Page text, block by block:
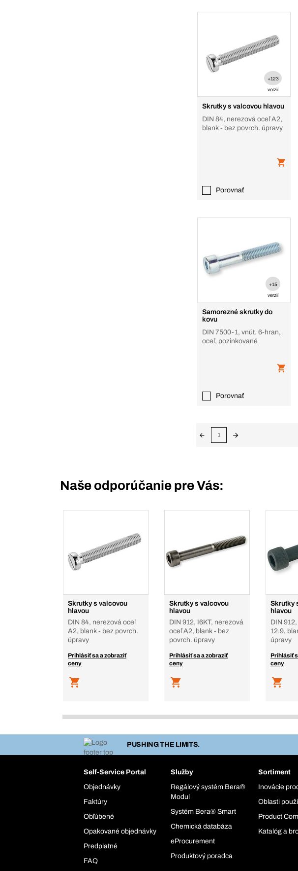
+123
verzií
Skrutky s valcovou hlavou
DIN 84, nerezová oceľ A2,
blank - bez povrch. úpravy
Porovnať
+15
verzií
Samorezné skrutky do
kovu
DIN 7500-1, vnút. 6-hran,
oceľ, pozinkované
Porovnať
1
Naše odporúčanie pre Vás:
Skrutky s valcovou
hlavou
DIN 84, nerezová oceľ
A2, blank - bez povrch.
úpravy
Prihlásiť sa a zobraziť
ceny
Skrutky s valcovou
hlavou
DIN 912, I6KT, nerezová
oceľ A2, blank - bez
povrch. úpravy
Prihlásiť sa a zobraziť
ceny
Skrutky
hlavou
DIN
12.9,
úpravy
Prihlásiť
ceny
PUSHING THE LIMITS.
Self-Service Portal
Objednávky
Faktúry
Obľúbené
Opakované objednávky
Predplatné
FAQ
Služby
Regálový systém Bera®
Modul
Systém Bera® Smart
Chemická databáza
eProcurement
Produktový poradca
Sortiment
Inovácie
Oblasti
Product
Katalóg a